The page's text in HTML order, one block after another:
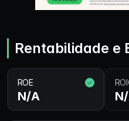
Rentabilidade e
ROE
N/A